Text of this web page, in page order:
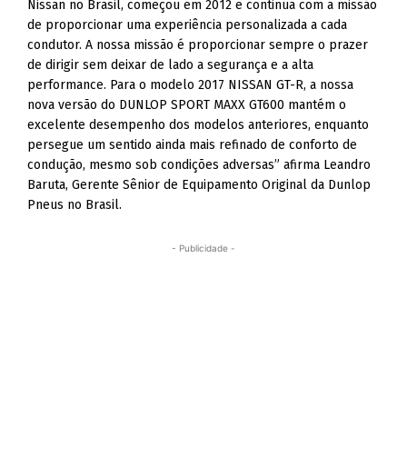
Nissan no Brasil, começou em 2012 e continua com a missão
de proporcionar uma experiência personalizada a cada
condutor. A nossa missão é proporcionar sempre o prazer
de dirigir sem deixar de lado a segurança e a alta
performance. Para o modelo 2017 NISSAN GT-R, a nossa
nova versão do DUNLOP SPORT MAXX GT600 mantém o
excelente desempenho dos modelos anteriores, enquanto
persegue um sentido ainda mais refinado de conforto de
condução, mesmo sob condições adversas” afirma Leandro
Baruta, Gerente Sênior de Equipamento Original da Dunlop
Pneus no Brasil.
- Publicidade -